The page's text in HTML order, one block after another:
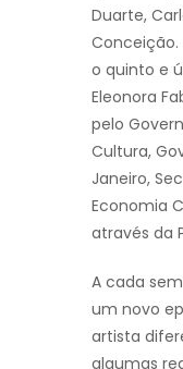
Duarte,
Conceição.
o quinto e
Eleonora
pelo
Cultura,
Janeiro,
Economia
através da
A cada
um novo
artista
algumas